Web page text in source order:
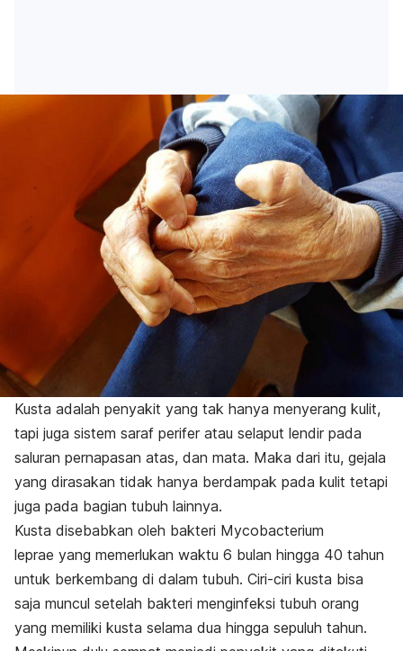
Kusta adalah penyakit yang tak hanya menyerang kulit,
tapi juga sistem saraf perifer atau selaput lendir pada
saluran pernapasan atas, dan mata. Maka dari itu, gejala
yang dirasakan tidak hanya berdampak pada kulit tetapi
juga pada bagian tubuh lainnya.
Kusta disebabkan oleh bakteri Mycobacterium
leprae yang memerlukan waktu 6 bulan hingga 40 tahun
untuk berkembang di dalam tubuh. Ciri-ciri kusta bisa
saja muncul setelah bakteri menginfeksi tubuh orang
yang memiliki kusta selama dua hingga sepuluh tahun.